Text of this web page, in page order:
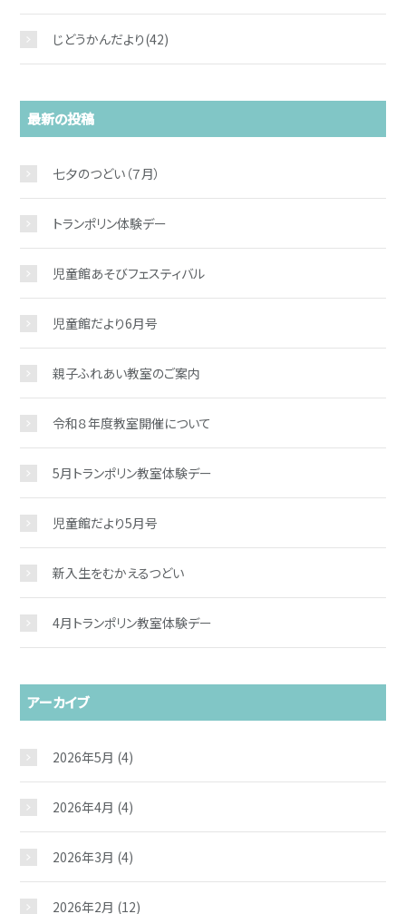
じどうかんだより(42)
最新の投稿
七夕のつどい（７月）
トランポリン体験デー
児童館あそびフェスティバル
児童館だより6月号
親子ふれあい教室のご案内
令和８年度教室開催について
5月トランポリン教室体験デー
児童館だより5月号
新入生をむかえるつどい
4月トランポリン教室体験デー
アーカイブ
2026年5月 (4)
2026年4月 (4)
2026年3月 (4)
2026年2月 (12)